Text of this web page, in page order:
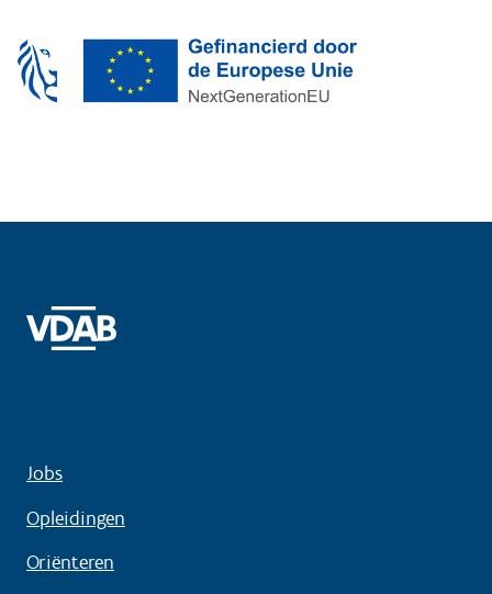
maximaal 16 weken (voltijds), afhankelijk van je
beginniveau en je tempo. Deel 2 duurt maximaal
20 weken, afhankelijk van de modules die je kiest.
workshops.
Jobs
Opleidingen
Oriënteren